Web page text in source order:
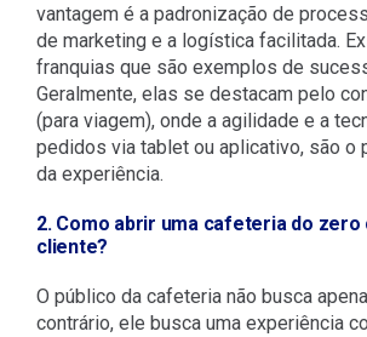
vantagem é a padronização de
de marketing e a logística facilitada.
franquias que são exemplos de
Geralmente, elas se destacam pelo
(para viagem), onde a agilidade e a
pedidos via tablet ou aplicativo, são o
da experiência.
2. Como abrir uma cafeteria do
cliente?
O público da cafeteria não busca
contrário, ele busca uma experiência